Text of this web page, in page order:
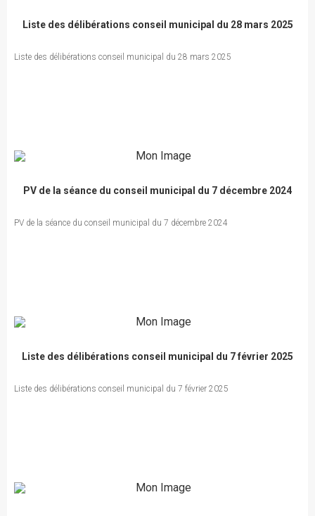
Liste des délibérations conseil municipal du 28 mars 2025
Liste des délibérations conseil municipal du 28 mars 2025
PV de la séance du conseil municipal du 7 décembre 2024
PV de la séance du conseil municipal du 7 décembre 2024
Liste des délibérations conseil municipal du 7 février 2025
Liste des délibérations conseil municipal du 7 février 2025